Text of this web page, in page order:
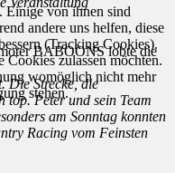
BABOONS lobte die
Die Strecke, die
top. Peter und sein Team
am Sonntag konnten
Racing vom Feinsten
Einige von ihnen sind
andere uns helfen, diese
(Tracking Cookies).
Cookies zulassen möchten.
womöglich nicht mehr
stehen.